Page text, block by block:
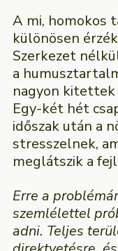
A mi, homokos
különösen
Szerkezet
a
nagyon kitettek
Egy-két hét
időszak után a
stresszelnek,
meglátszik a
Erre a
szemlélettel
adni. Teljes